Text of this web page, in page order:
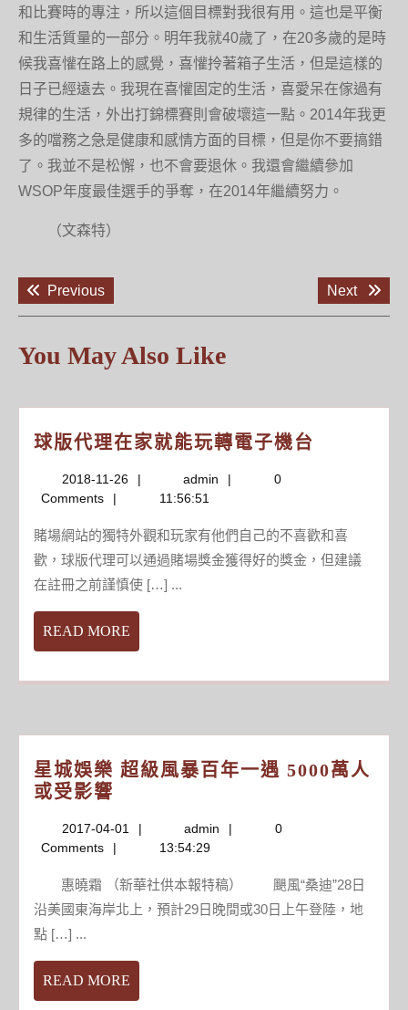
和比賽時的專注，所以這個目標對我很有用。這也是平衡
和生活質量的一部分。明年我就40歲了，在20多歲的是時
候我喜懽在路上的感覺，喜懽拎著箱子生活，但是這樣的
日子已經遠去。我現在喜懽固定的生活，喜愛呆在傢過有
規律的生活，外出打錦標賽則會破壞這一點。2014年我更
多的噹務之急是健康和感情方面的目標，但是你不要搞錯
了。我並不是松懈，也不會要退休。我還會繼續參加
WSOP年度最佳選手的爭奪，在2014年繼續努力。
（文森特）
章
導
覽
PreviousPrevious
Next
Next
You May Also Like
球版代理在家就能玩轉電子機台
在
家
就
子
2018-11-26
2018-
11-
admin admin
0
Comments
11:56:51
賭場網站的獨特外觀和玩家有他們自己的不喜歡和喜
歡，球版代理可以通過賭場獎金獲得好的獎金，但建議
在註冊之前謹慎使 […] ...
READ MORE
MORE
星城娛樂 超級風暴百年一遇 5000萬人
或受影響
娛
樂
超
級
風
百
年
2017-04-01
2017-
04-
admin admin
0
Comments
13:54:29
惠曉霜 （新華社供本報特稿） 颶風“桑迪”28日
沿美國東海岸北上，預計29日晚間或30日上午登陸，地
點 […] ...
READ MORE
MORE